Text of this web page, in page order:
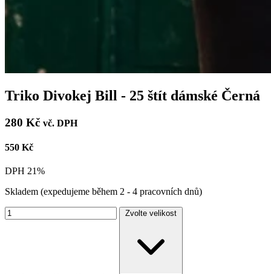
Triko Divokej Bill - 25 štít dámské Černá
280 Kč vč. DPH
550 Kč
DPH 21%
Skladem (expedujeme během 2 - 4 pracovních dnů)
Zvolte velikost